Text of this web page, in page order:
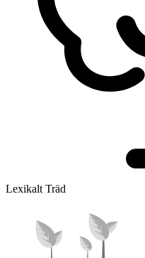
Lexikalt Träd